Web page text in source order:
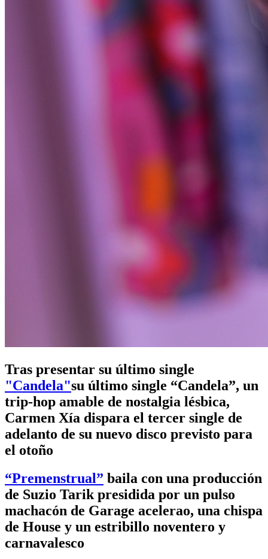
Tras presentar su último single
"Candela"su último single “Candela”, un
trip-hop amable de nostalgia lésbica,
Carmen Xía dispara el tercer single de
adelanto de su nuevo disco previsto para
el otoño
“Premenstrual” baila con una producción
de Suzio Tarik presidida por un pulso
machacón de Garage acelerao, una chispa
de House y un estribillo noventero y
carnavalesco